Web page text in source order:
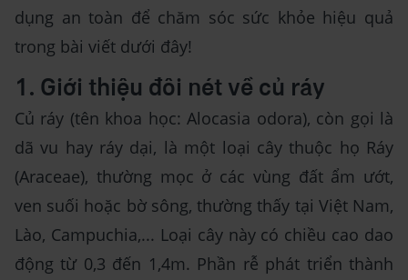
dụng an toàn để chăm sóc sức khỏe hiệu quả
trong bài viết dưới đây!
1. Giới thiệu đôi nét về củ ráy
Củ ráy (tên khoa học: Alocasia odora), còn gọi là
dã vu hay ráy dại, là một loại cây thuộc họ Ráy
(Araceae), thường mọc ở các vùng đất ẩm ướt,
ven suối hoặc bờ sông, thường thấy tại Việt Nam,
Lào, Campuchia,... Loại cây này có chiều cao dao
động từ 0,3 đến 1,4m. Phần rễ phát triển thành